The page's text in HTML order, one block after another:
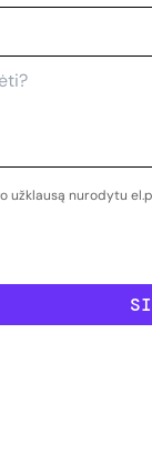
užklausą nurodytu